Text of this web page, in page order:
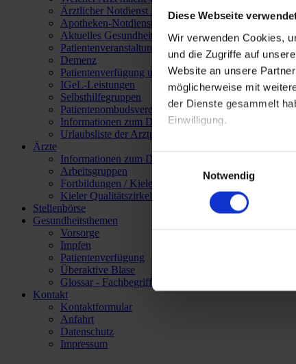
Diese Webseite
Wir verwenden Cookies,
und die Zugriffe auf
Website an unsere
möglicherweise mit
der Dienste gesammelt
Einwilligung.
Außerdem verwenden wir
Daten auch in sog.
Rechtsprechung des
Auch sind keine
Einwilligungsauswahl
Notwendig
Ärztlicher Notdienst Kiel
Apotheken-Notdienst
Aktuelles Gesundheitswesen
Patientenveranstaltungen
Demenz
Patientenverfügung und Vorsorgevollmacht
IGeL-Leistungen
Selbsthilfegruppen
Patientenombudsverein S-H
Informationen zum Download
Urlaubsliste der Arztpraxen
Ärzte
Informationen zum Download
Arbeitsgruppen
Fortbildungen / Kieler Kalender
Kieler Qualitätszirkel
Stellenbörse
Gesundheitsthemen
Vorsorge
Impfen
Patientenverfügung
Überaktive Blase
Glossar - Fachbegriffe
Kontakt
Kontaktformular
Anfahrt
Datenschutz
Impressum